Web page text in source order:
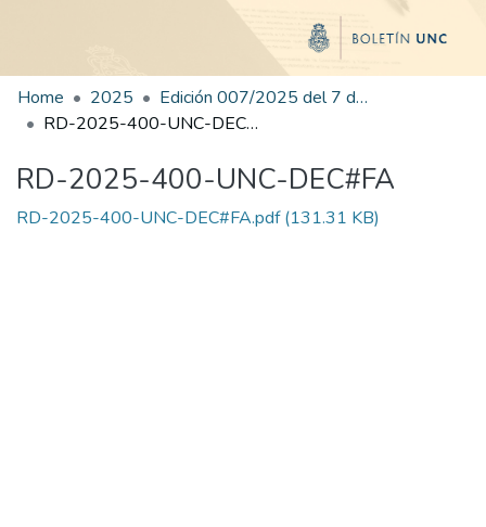
Home 2025
Edición 007/2025 del 7 de julio de 2025
RD-2025-400-UNC-DEC#FA
RD-2025-400-UNC-DEC#FA
RD-2025-400-UNC-DEC#FA.pdf(131.31 KB)